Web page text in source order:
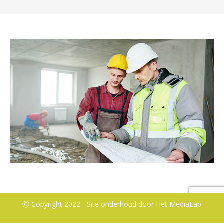
Ⓒ Copyright 2022 - Site onderhoud door Het MediaLab